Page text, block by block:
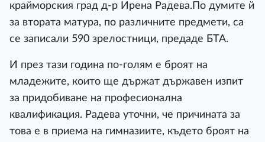
крайморския град д-р Ирена Радева.По думите й
за втората матура, по различните предмети, са
се записали 590 зрелостници, предаде БТА.
И през тази година по-голям е броят на
младежите, които ще държат държавен изпит
за придобиване на професионална
квалификация. Радева уточни, че причината за
това е в приема на гимназиите, където броят на